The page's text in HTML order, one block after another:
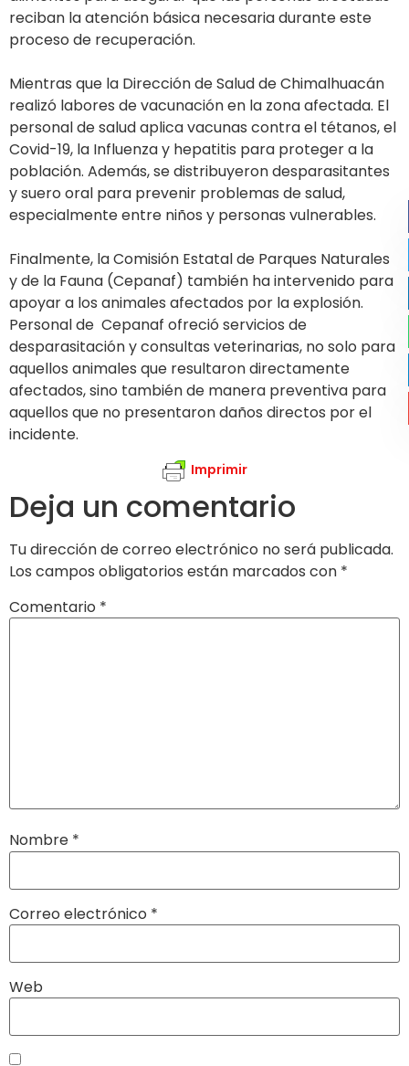
reciban la atención básica necesaria durante este
proceso de recuperación.
Mientras que la Dirección de Salud de Chimalhuacán
realizó labores de vacunación en la zona afectada. El
personal de salud aplica vacunas contra el tétanos, el
Covid-19, la Influenza y hepatitis para proteger a la
población. Además, se distribuyeron desparasitantes
y suero oral para prevenir problemas de salud,
especialmente entre niños y personas vulnerables.
Finalmente, la Comisión Estatal de Parques Naturales
y de la Fauna (Cepanaf) también ha intervenido para
apoyar a los animales afectados por la explosión.
Personal de Cepanaf ofreció servicios de
desparasitación y consultas veterinarias, no solo para
aquellos animales que resultaron directamente
afectados, sino también de manera preventiva para
aquellos que no presentaron daños directos por el
incidente.
Imprimir
Deja un comentario
Tu dirección de correo electrónico no será publicada.
Los campos obligatorios están marcados con *
Comentario *
Nombre *
Correo electrónico *
Web